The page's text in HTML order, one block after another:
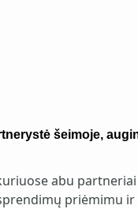
šeimoje,
abu
priėmimu ir